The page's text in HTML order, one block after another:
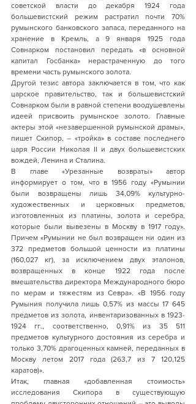
советской власти до декабря 1924 года
большевистский режим растратил почти 70%
румынского банковского запаса, переданного на
хранение в Кремль, а 9 января 1925 года
Совнарком постановил передать «в основной
капитал Госбанка» нерастраченную до того
времени часть румынского золота.
Другой тезис автора заключается в том, что как
царское правительство, так и большевистский
Совнарком были в равной степени воодушевлены
идеей присвоить румынское золото. Главные
актеры этой «незавершенной румынской драмы»,
пишет Скипор, – «тройка» в составе последнего
царя России Николая II и двух большевистских
вождей, Ленина и Сталина.
В главе «Урезанные возвраты» автор
информирует о том, что в 1956 году «Румынии
были возвращены лишь 34,09% культурно-
художественных и церковных предметов,
изготовленных из платины, золота и серебра,
которые были вывезены в Москву в 1917 году».
Причем «Румынии не был возвращен ни один из
372 предметов большой ценности из платины
(160,027 кг), за исключением двух эталонов,
возвращенных в конце 1922 года после
вмешательства директора Международного бюро
по мерам и тяжестям из Севра». «В 1956 году
Румыния получила лишь 0,57% из массы 17 645
предметов из золота, инвентаризованных в 1923-
1924 гг., соответственно, 0,91% из 35 511
предметов культурного достояния из серебра и
только 3,70% драгоценных камней, переданных в
Москву летом 2017 года (263,7 из 7 120,125
каратов)».
Итак, главная «добавленная стоимость»
исследования Скипора в существующую